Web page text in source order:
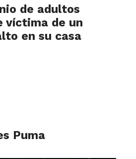
de adultos
víctima de un
en su casa
Puma